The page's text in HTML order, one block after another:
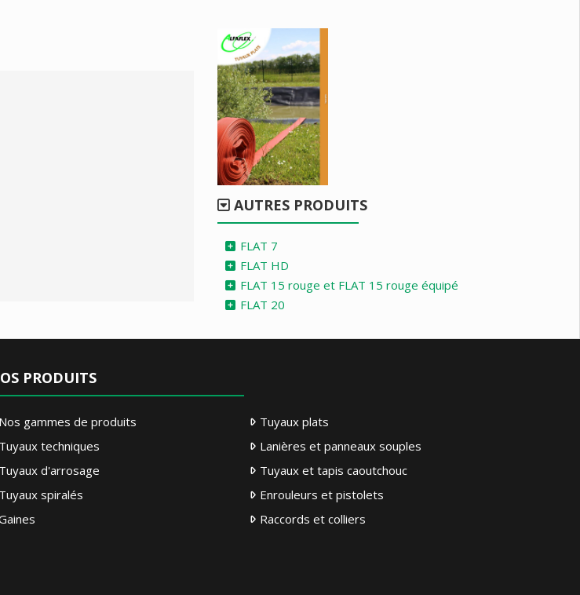
AUTRES PRODUITS
FLAT 7
FLAT HD
FLAT 15 rouge et FLAT 15 rouge équipé
FLAT 20
PRODUITS
Nos gammes de produits
Tuyaux techniques
Tuyaux d'arrosage
Tuyaux spiralés
Tuyaux plats
Lanières et panneaux souples
Tuyaux et tapis caoutchouc
Enrouleurs et pistolets
Raccords et colliers